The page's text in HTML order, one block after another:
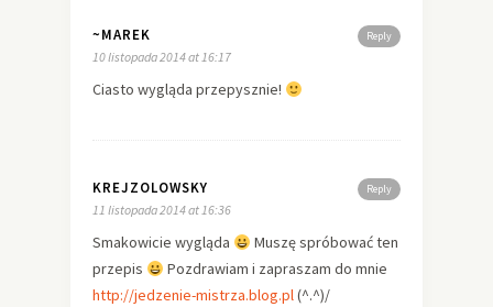
Reply
~MAREK
10 listopada 2014 at 16:17
Ciasto wygląda przepysznie!
Reply
KREJZOLOWSKY
11 listopada 2014 at 16:36
Smakowicie wygląda
Muszę spróbować ten
przepis
Pozdrawiam i zapraszam do mnie
http://jedzenie-mistrza.blog.pl(^.^)/